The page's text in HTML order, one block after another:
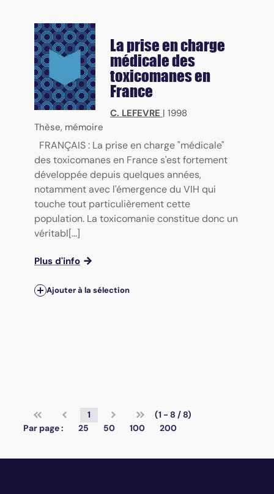
La prise en charge
médicale des
toxicomanes en
France
C. LEFEVRE | 1998
Thèse, mémoire
FRANÇAIS : La prise en charge "médicale"
des toxicomanes en France s'est fortement
développée depuis quelques années,
notamment avec l'émergence du VIH qui
touche tout particulièrement cette
population. La toxicomanie constitue donc un
véritabl[...]
Plus d'info
Ajouter à la sélection
1
(1 - 8 / 8)
Par page :
25 50 100 200